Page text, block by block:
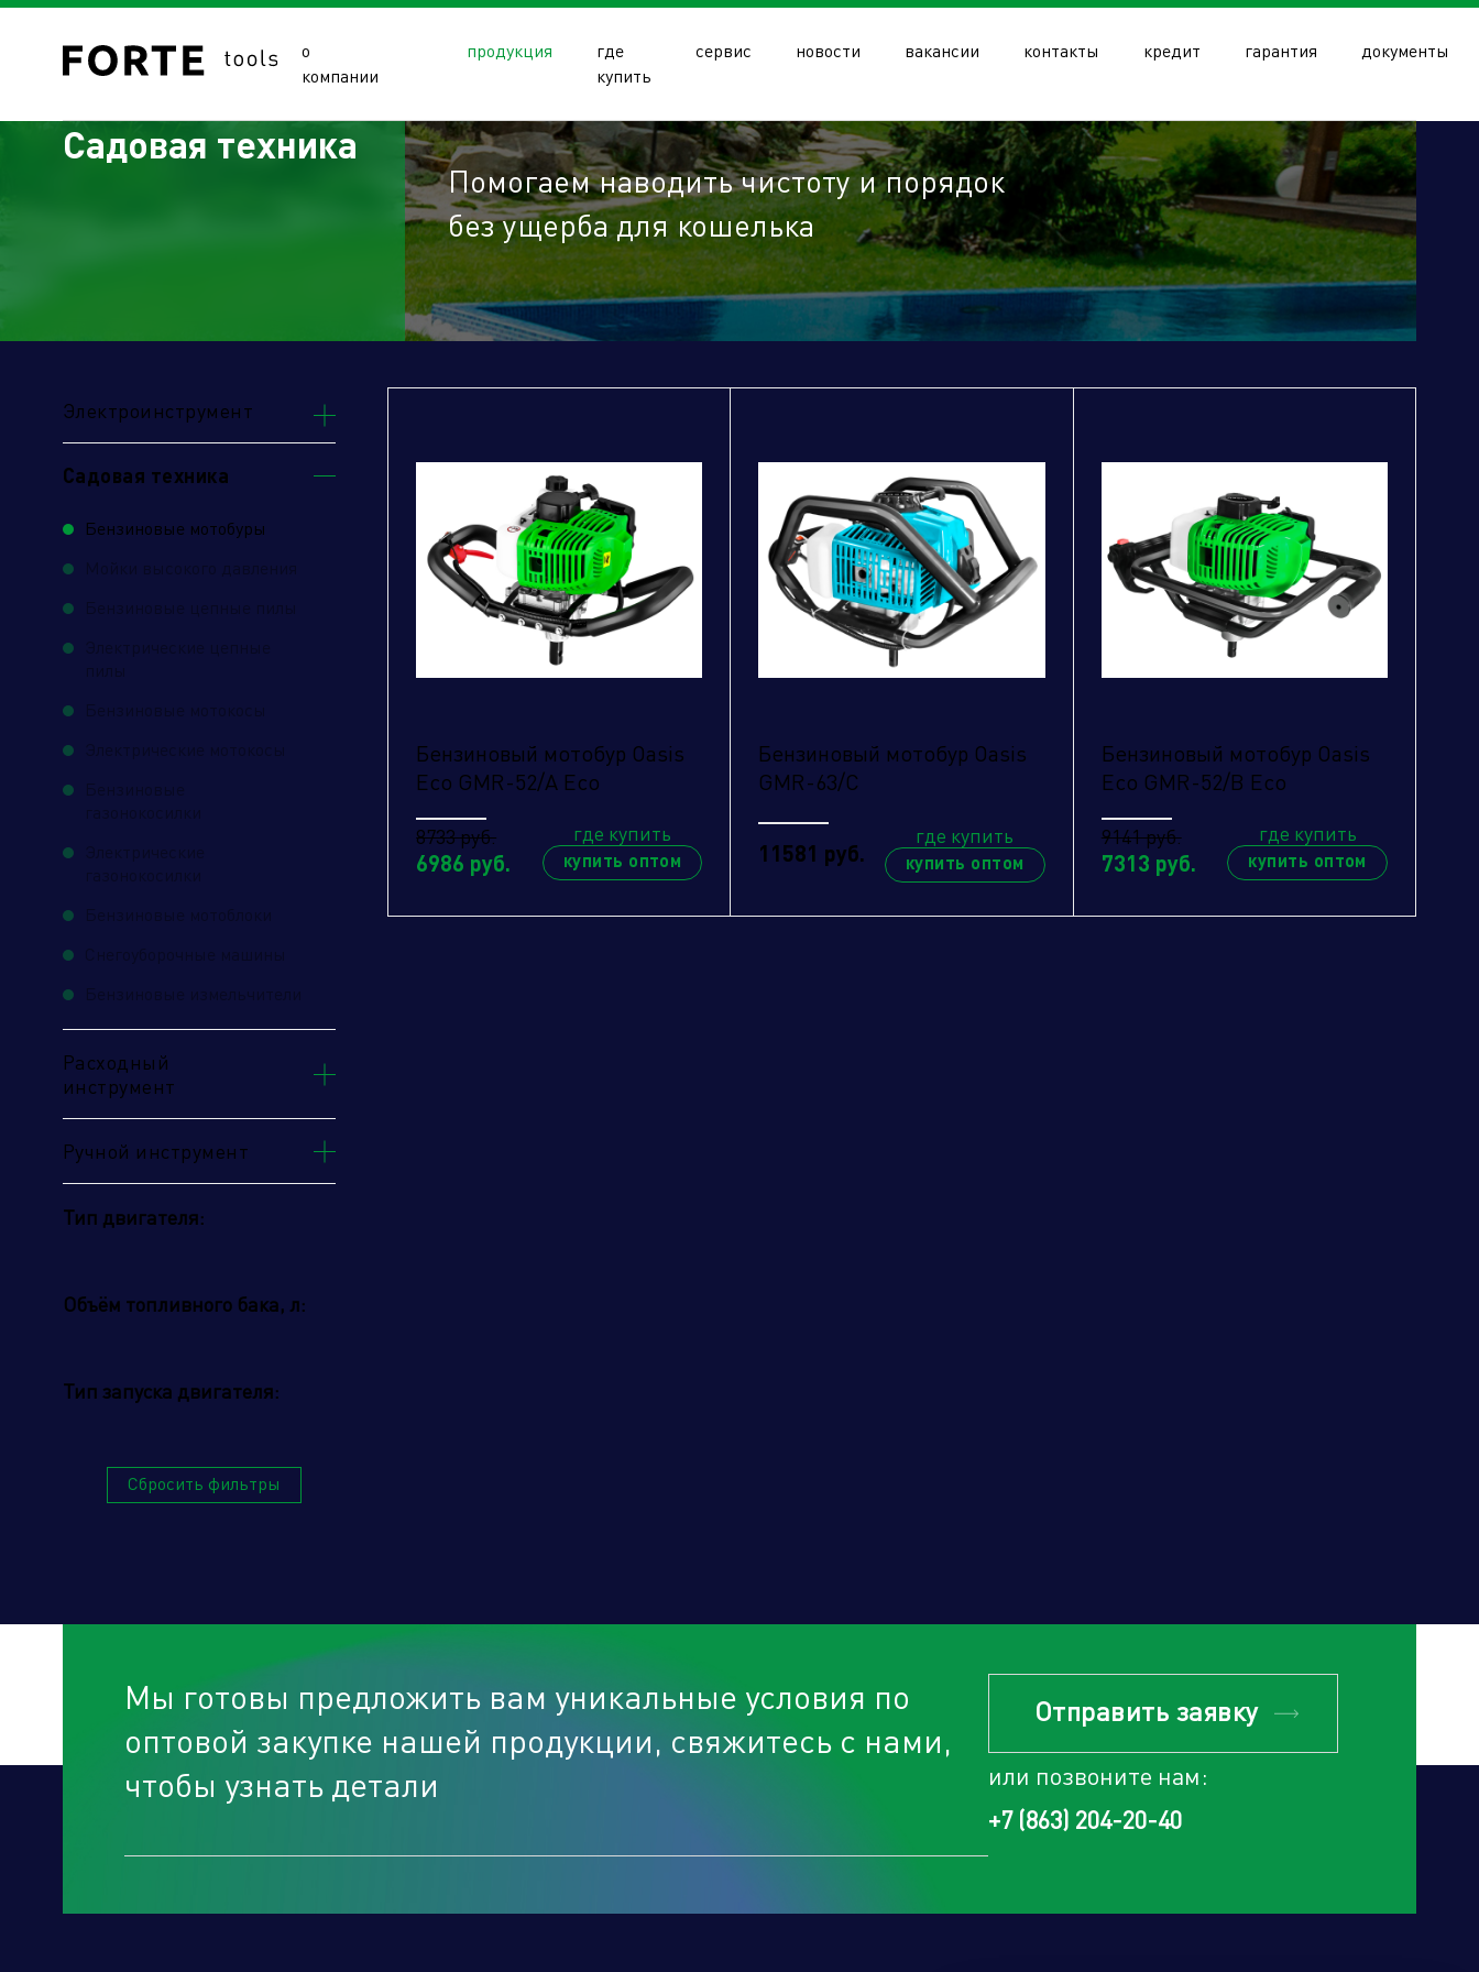
о
компании
продукция
где
купить
сервис новости вакансии контакты кредит гарантия документы
Сайты подразделений Холдинга
Управляющая компания
Отправить заявку
Садовая техника
Помогаем наводить чистоту и порядок
без ущерба для кошелька
Электроинструмент
Садовая техника
Бензиновые мотобуры
Расходный
инструмент
Ручной инструмент
Тип двигателя:
Объём топливного бака, л:
Тип запуска двигателя:
Сбросить фильтры
Бензиновый мотобур Oasis
Eco GMR-52/A Eco
8733 руб.
6986 руб.
где купить
купить оптом
Бензиновый мотобур Oasis
GMR-63/C
11581 руб.
где купить
купить оптом
Бензиновый мотобур Oasis
Eco GMR-52/B Eco
9141 руб.
7313 руб.
где купить
купить оптом
Мы готовы предложить вам уникальные условия по
оптовой закупке нашей продукции, свяжитесь с нами,
чтобы узнать детали
Отправить заявку
или позвоните нам:
+7 (863) 204-20-40